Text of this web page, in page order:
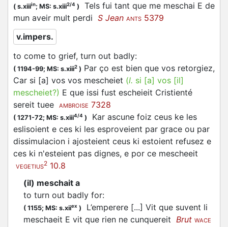
( s.xiiiin; MS: s.xiii2/4 ) Tels fui tant que me meschai E de
mun aveir mult perdi S Jean ANTS 5379
v.impers.
to come to grief, turn out badly:
( 1194-99; MS: s.xiii2 ) Par ço est bien que vos retorgiez,
Car si [a] vos vos mescheiet (l. si [a] vos [il]
mescheiet?) E que issi fust escheieit Cristienté
sereit tuee
AMBROISE 7328
( 1271-72; MS: s.xiii4/4 )
Kar ascune foiz ceus ke les
eslisoient e ces ki les esproveient par grace ou par
dissimulacion i ajosteient ceus ki estoient refusez e
ces ki n'esteient pas dignes, e por ce mescheeit
VEGETIUS2 10.8
(il) meschait a
to turn out badly for:
( 1155; MS: s.xiiex )
L’emperere [...] Vit que suvent li
meschaeit E vit que rien ne cunquereit Brut WACE